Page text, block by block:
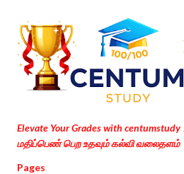
Skip to main
Elevate Your Grades with
மதிப்பெண் பெற உதவும் கல்வி வலைதளம்
Pages